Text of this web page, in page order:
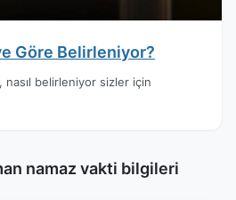
Göre Belirleniyor?
belirleniyor sizler için
namaz vakti bilgileri